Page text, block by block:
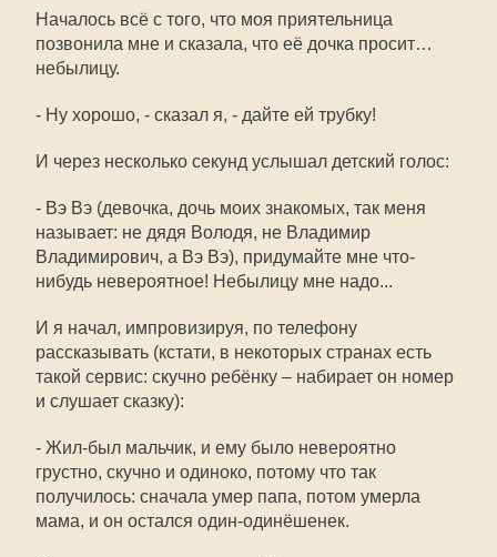
Началось всё с того, что моя приятельница
позвонила мне и сказала, что её дочка просит…
небылицу.
- Ну хорошо, - сказал я, - дайте ей трубку!
И через несколько секунд услышал детский голос:
- Вэ Вэ (девочка, дочь моих знакомых, так меня
называет: не дядя Володя, не Владимир
Владимирович, а Вэ Вэ), придумайте мне что-
нибудь невероятное! Небылицу мне надо...
И я начал, импровизируя, по телефону
рассказывать (кстати, в некоторых странах есть
такой сервис: скучно ребёнку – набирает он номер
и слушает сказку):
- Жил-был мальчик, и ему было невероятно
грустно, скучно и одиноко, потому что так
получилось: сначала умер папа, потом умерла
мама, и он остался один-одинёшенек.